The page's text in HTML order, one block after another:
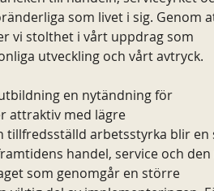
som livet i sig. Genom
vi stolthet i vårt uppdrag som
utveckling och vårt avtryck.
en nytändning för
attraktiv med lägre
tillfredsställd arbetsstyrka blir en
handel, service och den
som genomgår en större